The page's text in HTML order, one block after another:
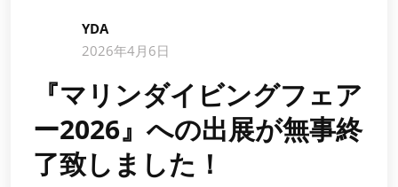
YDA
2026年4月6日
『マリンダイビングフェア
ー2026』への出展が無事終
了致しました！